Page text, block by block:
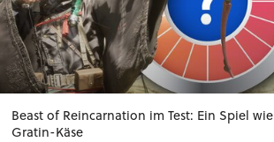
Beast of Reincarnation im Test: Ein Spiel wie
Gratin-Käse